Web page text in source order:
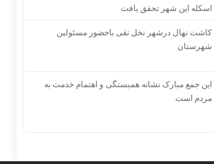
اسکله این شهر تحقق یافت
کاشت نهال درشهر نخل تقی باحضور مسئولین
شهرستان
این جمع مبارک نشانه همبستگی و اهتمام خدمت به
مردم است.